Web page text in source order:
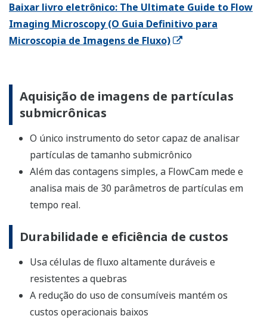
Baixar livro eletrônico: The Ultimate Guide to Flow
Imaging Microscopy (O Guia Definitivo para
Microscopia de Imagens de Fluxo)
Aquisição de imagens de partículas
submicrônicas
O único instrumento do setor capaz de analisar
partículas de tamanho submicrônico
Além das contagens simples, a FlowCam mede e
analisa mais de 30 parâmetros de partículas em
tempo real.
Durabilidade e eficiência de custos
Usa células de fluxo altamente duráveis e
resistentes a quebras
A redução do uso de consumíveis mantém os
custos operacionais baixos